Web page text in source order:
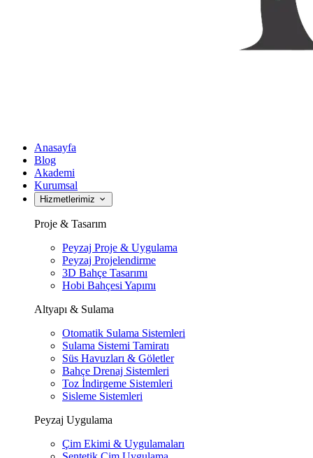
Anasayfa
Blog
Akademi
Kurumsal
Hizmetlerimiz
Proje & Tasarım
Peyzaj Proje & Uygulama
Peyzaj Projelendirme
3D Bahçe Tasarımı
Hobi Bahçesi Yapımı
Altyapı & Sulama
Otomatik Sulama Sistemleri
Sulama Sistemi Tamiratı
Süs Havuzları & Göletler
Bahçe Drenaj Sistemleri
Toz İndirgeme Sistemleri
Sisleme Sistemleri
Peyzaj Uygulama
Çim Ekimi & Uygulamaları